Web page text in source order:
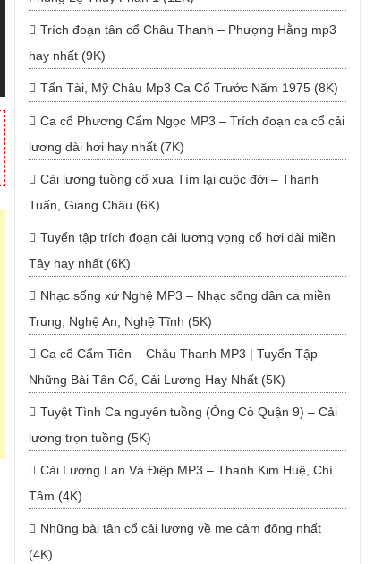
Trích đoạn tân cổ Châu Thanh – Phượng Hằng mp3
hay nhất (9K)
Tấn Tài, Mỹ Châu Mp3 Ca Cổ Trước Năm 1975 (8K)
Ca cổ Phương Cẩm Ngọc MP3 – Trích đoạn ca cổ cải
lương dài hơi hay nhất (7K)
Cải lương tuồng cổ xưa Tìm lại cuộc đời – Thanh
Tuấn, Giang Châu (6K)
Tuyển tập trích đoạn cải lương vọng cổ hơi dài miền
Tây hay nhất (6K)
Nhạc sống xứ Nghệ MP3 – Nhạc sống dân ca miền
Trung, Nghệ An, Nghệ Tĩnh (5K)
Ca cổ Cẩm Tiên – Châu Thanh MP3 | Tuyển Tập
Những Bài Tân Cổ, Cải Lương Hay Nhất (5K)
Tuyệt Tình Ca nguyên tuồng (Ông Cò Quận 9) – Cải
lương trọn tuồng (5K)
Cải Lương Lan Và Điệp MP3 – Thanh Kim Huệ, Chí
Tâm (4K)
Những bài tân cổ cải lương về mẹ cảm động nhất
(4K)